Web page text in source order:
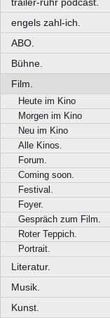
engels zahl-ich.
ABO.
Bühne.
Film.
Heute im Kino
Morgen im Kino
Neu im Kino
Alle Kinos.
Forum.
Coming soon.
Festival.
Foyer.
Gespräch zum Film.
Roter Teppich.
Portrait.
Literatur.
Musik.
Kunst.